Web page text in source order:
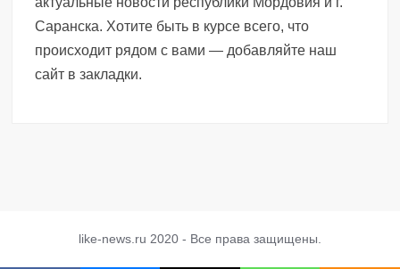
Саранска. Хотите быть в курсе всего, что
происходит рядом с вами — добавляйте наш
сайт в закладки.
like-news.ru 2020 - Все права защищены.